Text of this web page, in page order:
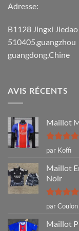
Adresse:
B1128 Jingxi
510405,guangzhou
guangdong,Chine
AVIS RÉCENTS
Maillot
Note5
5
par Koffi
Maillot
Noir
Note5
5
par Coulon
Maillot